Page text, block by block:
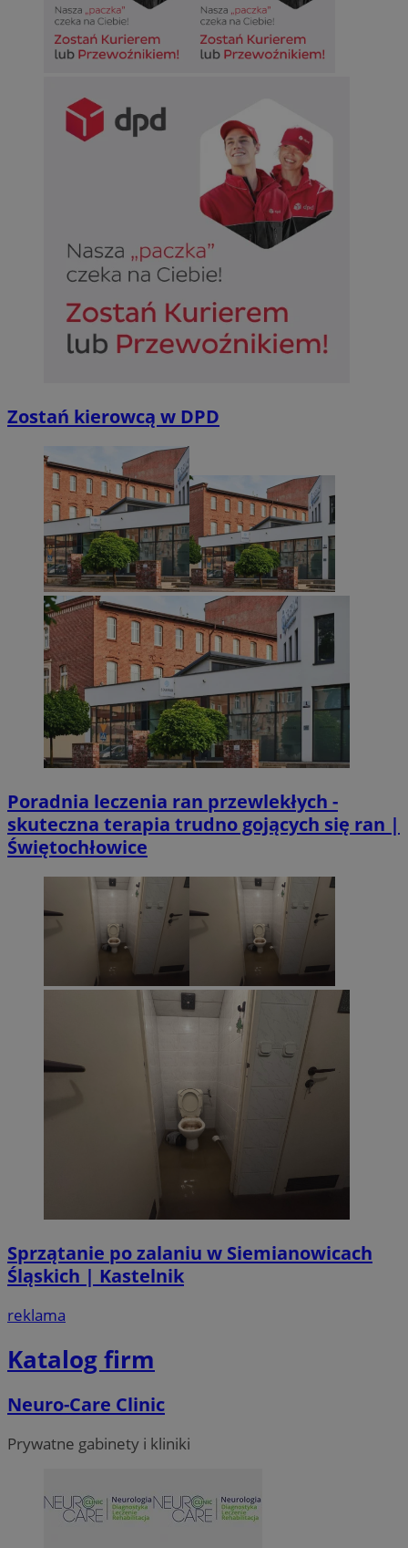
Zostań kierowcą w DPD
Poradnia leczenia ran przewlekłych -
skuteczna terapia trudno gojących się ran |
Świętochłowice
Sprzątanie po zalaniu w Siemianowicach
Śląskich | Kastelnik
reklama
Katalog firm
Neuro-Care Clinic
Prywatne gabinety i kliniki